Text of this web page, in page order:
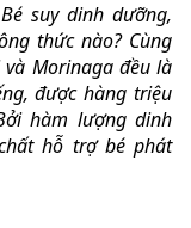
suy dinh dưỡng,
thức nào? Cùng
Morinaga đều là
được hàng triệu
hàm lượng dinh
hỗ trợ bé phát